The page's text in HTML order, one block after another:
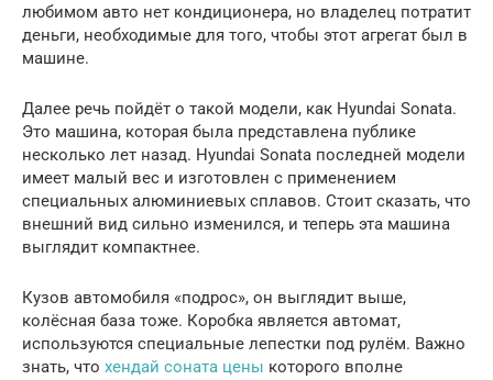
любимом авто нет кондиционера, но владелец потратит
деньги, необходимые для того, чтобы этот агрегат был в
машине.
Далее речь пойдёт о такой модели, как Hyundai Sonata.
Это машина, которая была представлена ​​публике
несколько лет назад. Hyundai Sonata последней модели
имеет малый вес и изготовлен с применением
специальных алюминиевых сплавов. Стоит сказать, что
внешний вид сильно изменился, и теперь эта машина
выглядит компактнее.
Кузов автомобиля «подрос», он выглядит выше,
колёсная база тоже. Коробка является автомат,
используются специальные лепестки под рулём. Важно
знать, что хендай соната цены которого вполне